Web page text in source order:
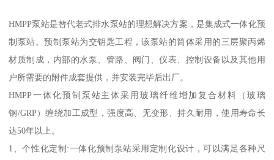
HMPP泵站是替代老式排水泵站的理想解决方案，是集成式一体化预
制泵站。预制泵站为交钥匙工程，该泵站的筒体采用的三层聚丙烯
材质制成，内部的水泵、管路、阀门、仪表、控制设备以及其他用
户所需要的附件成套提供，并安装完毕后出厂。
HMPP一体化预制泵站主体采用玻璃纤维增加复合材料（玻璃
钢/GRP）缠绕加工成型，强度高、无变形、持久耐用，使用寿命长
达50年以上。
1、个性化定制:一体化预制泵站采用定制化设计，可以满足各种尺